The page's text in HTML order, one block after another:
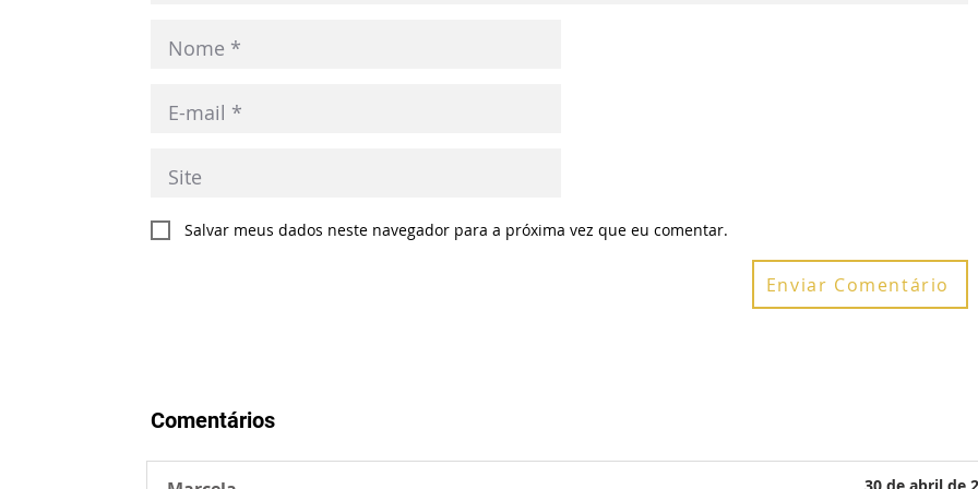
Salvar meus dados neste navegador para a próxima vez que eu comentar.
Enviar Comentário
Comentários